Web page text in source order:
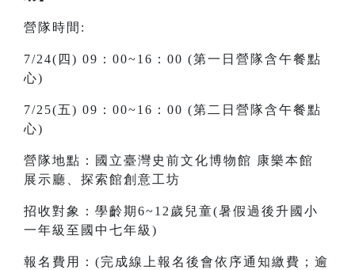
營隊時間:
7/24(四) 09：00~16：00 (第一日營隊含午餐點
心)
7/25(五) 09：00~16：00 (第二日營隊含午餐點
心)
營隊地點：國立臺灣史前文化博物館 康樂本館
展示廳、探索館創意工坊
招收對象：學齡期6~12歲兒童(暑假過後升國小
一年級至國中七年級)
報名費用：(完成線上報名後會依序通知繳費；逾